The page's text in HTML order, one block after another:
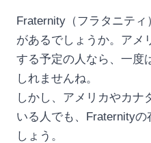
Fraternity（フラタニテ
があるでしょうか。アメ
する予定の人なら、一度
しれませんね。
しかし、アメリカやカナ
いる人でも、Fraternity
しょう。